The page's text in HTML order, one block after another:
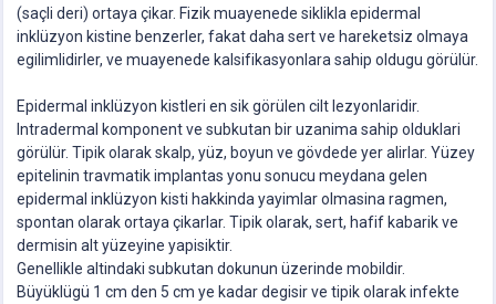
(saçli deri) ortaya çikar. Fizik muayenede siklikla epidermal
inklüzyon kistine benzerler, fakat daha sert ve hareketsiz olmaya
egilimlidirler, ve muayenede kalsifikasyonlara sahip oldugu görülür.
Epidermal inklüzyon kistleri en sik görülen cilt lezyonlaridir.
Intradermal komponent ve subkutan bir uzanima sahip olduklari
görülür. Tipik olarak skalp, yüz, boyun ve gövdede yer alirlar. Yüzey
epitelinin travmatik implantas yonu sonucu meydana gelen
epidermal inklüzyon kisti hakkinda yayimlar olmasina ragmen,
spontan olarak ortaya çikarlar. Tipik olarak, sert, hafif kabarik ve
dermisin alt yüzeyine yapisiktir.
Genellikle altindaki subkutan dokunun üzerinde mobildir.
Büyüklügü 1 cm den 5 cm ye kadar degisir ve tipik olarak infekte